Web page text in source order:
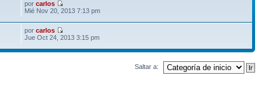
porcarlos
Mié Nov 20, 2013 7:13 pm
porcarlos
Jue Oct 24, 2013 3:15 pm
Saltar a: